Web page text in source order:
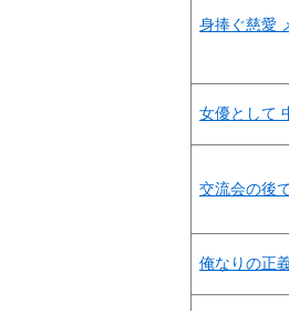
身捧ぐ慈愛
女優として
交流会の後
俺なりの正